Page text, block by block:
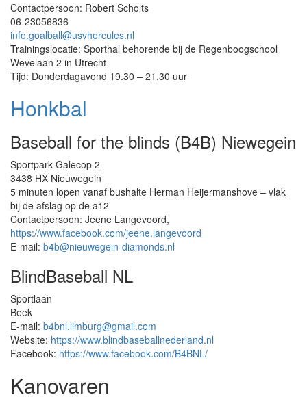
Contactpersoon: Robert Scholts
06-23056836
info.goalball@usvhercules.nl
Trainingslocatie: Sporthal behorende bij de Regenboogschool
Wevelaan 2 in Utrecht
Tijd: Donderdagavond 19.30 – 21.30 uur
Honkbal
Baseball for the blinds (B4B) Niewegein
Sportpark Galecop 2
3438 HX Nieuwegein
5 minuten lopen vanaf bushalte Herman Heijermanshove – vlak
bij de afslag op de a12
Contactpersoon: Jeene Langevoord,
https://www.facebook.com/jeene.langevoord
E-mail: b4b@nieuwegein-diamonds.nl
BlindBaseball NL
Sportlaan
Beek
E-mail: b4bnl.limburg@gmail.com
Website: https://www.blindbaseballnederland.nl
Facebook: https://www.facebook.com/B4BNL/
Kanovaren